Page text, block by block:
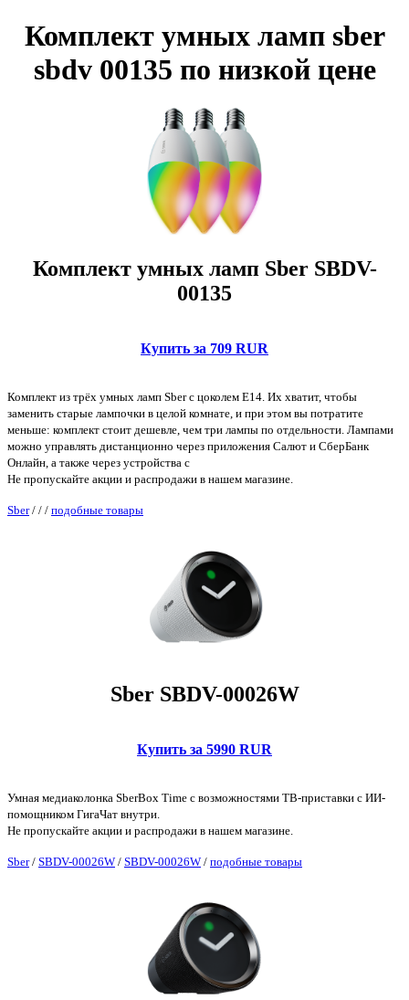
Комплект умных ламп sber
sbdv 00135 по низкой цене
Комплект умных ламп Sber SBDV-
00135
Купить за 709 RUR
Комплект из трёх умных ламп Sber с цоколем Е14. Их хватит, чтобы
заменить старые лампочки в целой комнате, и при этом вы потратите
меньше: комплект стоит дешевле, чем три лампы по отдельности. Лампами
можно управлять дистанционно через приложения Салют и СберБанк
Онлайн, а также через устройства с
Не пропускайте акции и распродажи в нашем магазине.
Sber/ / / подобные товары
Sber SBDV-00026W
Купить за 5990 RUR
Умная медиаколонка SberBox Time с возможностями ТВ-приставки с ИИ-
помощником ГигаЧат внутри.
Не пропускайте акции и распродажи в нашем магазине.
Sber/ SBDV-00026W / SBDV-00026W / подобные товары